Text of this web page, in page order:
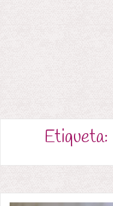
Etiqueta: